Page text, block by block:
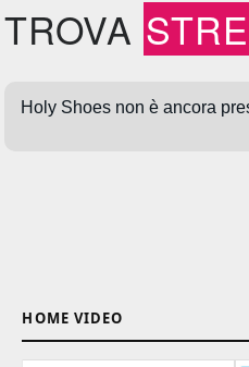
TROVA
HOME VIDEO